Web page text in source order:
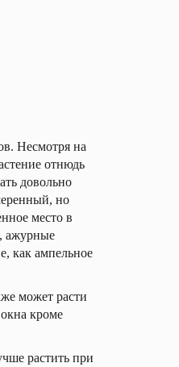
Несмотря на
отнюдь
довольно
но
место в
ажурные
как ампельное
может расти
кроме
растить при